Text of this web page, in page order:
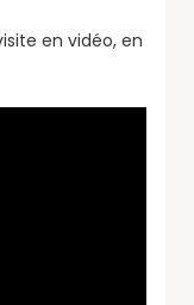
en vidéo, en